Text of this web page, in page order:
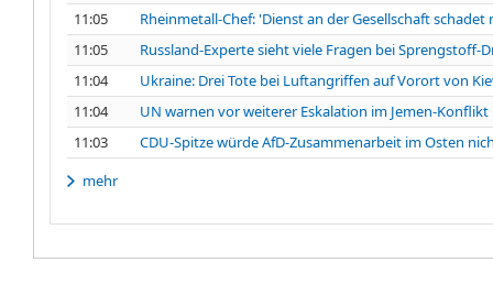
11:05
Rheinmetall-Chef: 'Dienst an der Gesellschaft schadet
11:05
Russland-Experte sieht viele Fragen bei Sprengstoff-
11:04
Ukraine: Drei Tote bei Luftangriffen auf Vorort von
11:04
UN warnen vor weiterer Eskalation im Jemen-Konflikt
11:03
CDU-Spitze würde AfD-Zusammenarbeit im Osten
mehr